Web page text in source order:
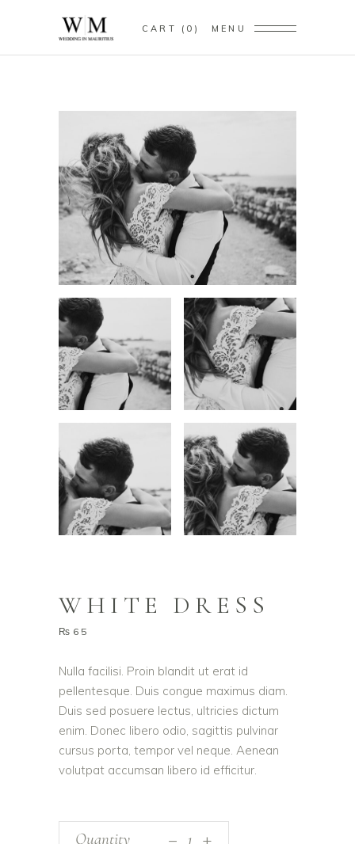
CART 0 MENU
WHITE DRESS
₨ 65
Nulla facilisi. Proin blandit ut erat id
pellentesque. Duis congue maximus diam.
Duis sed posuere lectus, ultricies dictum
enim. Donec libero odio, sagittis pulvinar
cursus porta, tempor vel neque. Aenean
volutpat accumsan libero id efficitur.
Quantity +